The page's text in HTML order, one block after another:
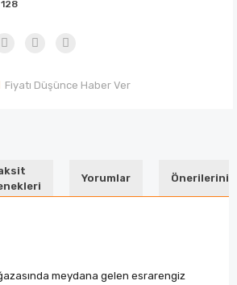
128
Fiyatı Düşünce Haber Ver
Yorumlar Önerileriniz
meydana gelen esrarengiz